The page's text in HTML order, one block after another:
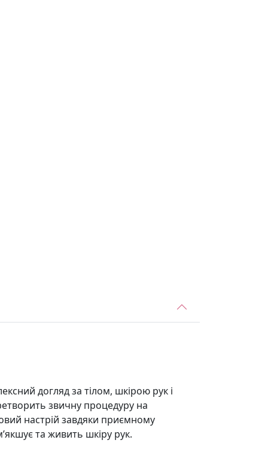
догляд за тілом, шкірою рук і
звичну процедуру на
настрій завдяки приємному
та живить шкіру рук.